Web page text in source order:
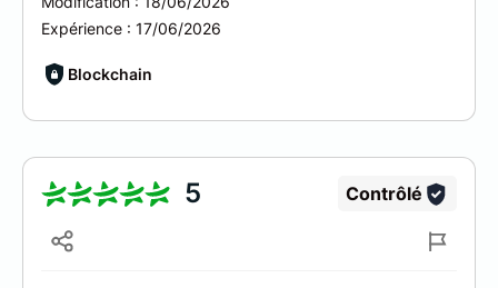
Expérience : 17/06/2026
Blockchain
5 Contrôlé